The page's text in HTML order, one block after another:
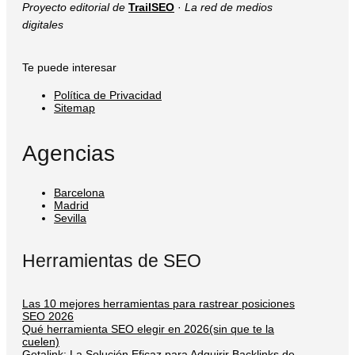
Proyecto editorial de TrailSEO · La red de medios
digitales
Te puede interesar
Política de Privacidad
Sitemap
Agencias
Barcelona
Madrid
Sevilla
Herramientas de SEO
Las 10 mejores herramientas para rastrear posiciones
SEO 2026
Qué herramienta SEO elegir en 2026(sin que te la
cuelen)